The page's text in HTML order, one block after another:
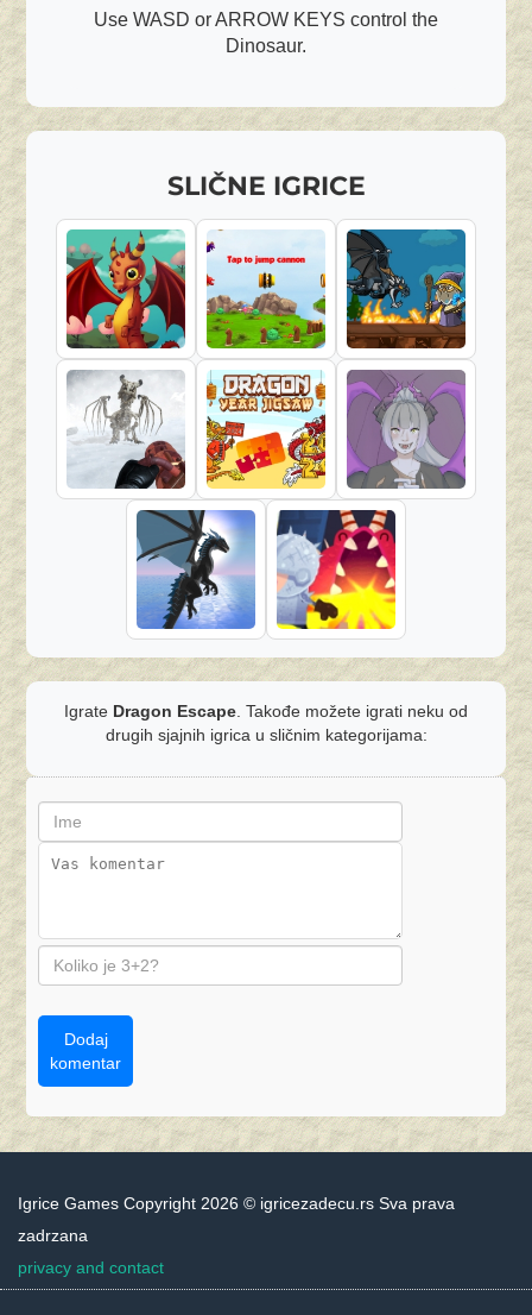
Use WASD or ARROW KEYS control the
Dinosaur.
SLIČNE IGRICE
Igrate Dragon Escape . Takođe možete igrati neku od
drugih sjajnih igrica u sličnim kategorijama:
Dodaj
komentar
Igrice Games Copyright 2026 © igricezadecu.rs Sva prava
zadrzana
privacy and contact